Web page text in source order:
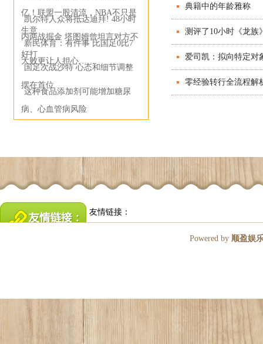
亿！联盟一股清流，NBA不只是
生意
凯尔特人众将抵达迪拜! 48小时
内两战掘金 塔图姆曾坦言对方不
好打
新民体育：有件事 比国足0比7
大败更让人担心……
国足次战沙特 心态和细节调整
摆在首位
这种食品添加剂可能增加糖尿
病、心血管病风险
典籍中的年龄雅称
测评了10小时《龙族
爱司凯：拟向特定对
零经验转行全流程解
友情链接：
Powered by 顺盈娱